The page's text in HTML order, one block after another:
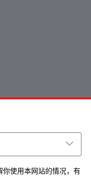
使用本网站的情况，有